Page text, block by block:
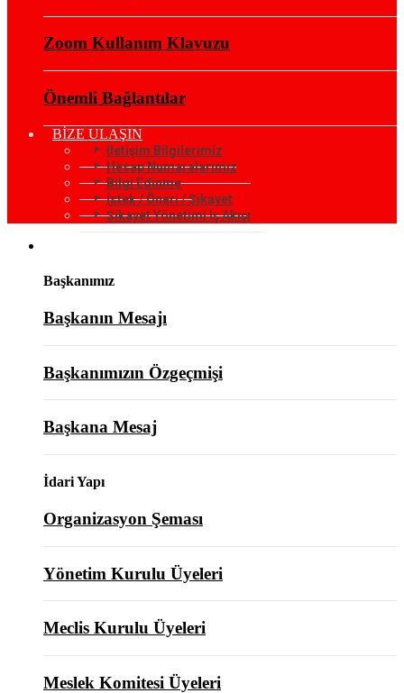
Zoom Kullanım Klavuzu
Önemli Bağlantılar
BİZE ULAŞIN
İletişim Bilgilerimiz
Hesap Numaralarımız
Bilgi Edinme
İstek / Öneri / Şikayet
Şikayet Yönetimi İş Akışı
Başkanımız
Başkanın Mesajı
Başkanımızın Özgeçmişi
Başkana Mesaj
İdari Yapı
Organizasyon Şeması
Yönetim Kurulu Üyeleri
Meclis Kurulu Üyeleri
Meslek Komitesi Üyeleri